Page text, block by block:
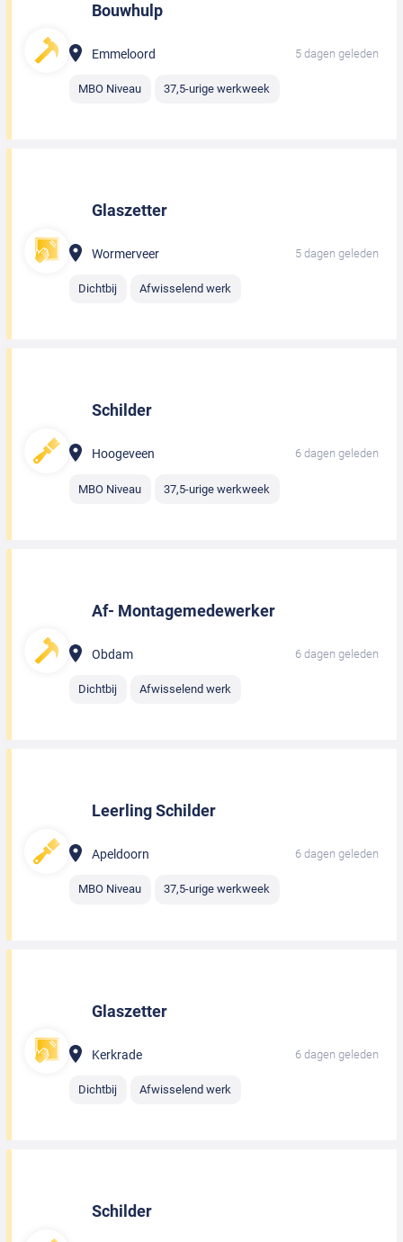
Bouwhulp
Emmeloord 5 dagen geleden
MBO Niveau 37,5-urige werkweek
Glaszetter
Wormerveer 5 dagen geleden
Dichtbij Afwisselend werk
Schilder
Hoogeveen 6 dagen geleden
MBO Niveau 37,5-urige werkweek
Af- Montagemedewerker
Obdam 6 dagen geleden
Dichtbij Afwisselend werk
Leerling Schilder
Apeldoorn 6 dagen geleden
MBO Niveau 37,5-urige werkweek
Glaszetter
Kerkrade 6 dagen geleden
Dichtbij Afwisselend werk
Schilder